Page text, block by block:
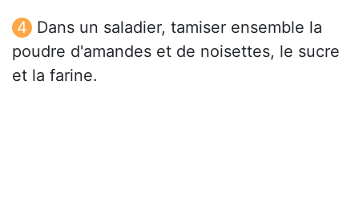
Dans un saladier, tamiser ensemble la
poudre d'amandes et de noisettes, le sucre
et la farine.